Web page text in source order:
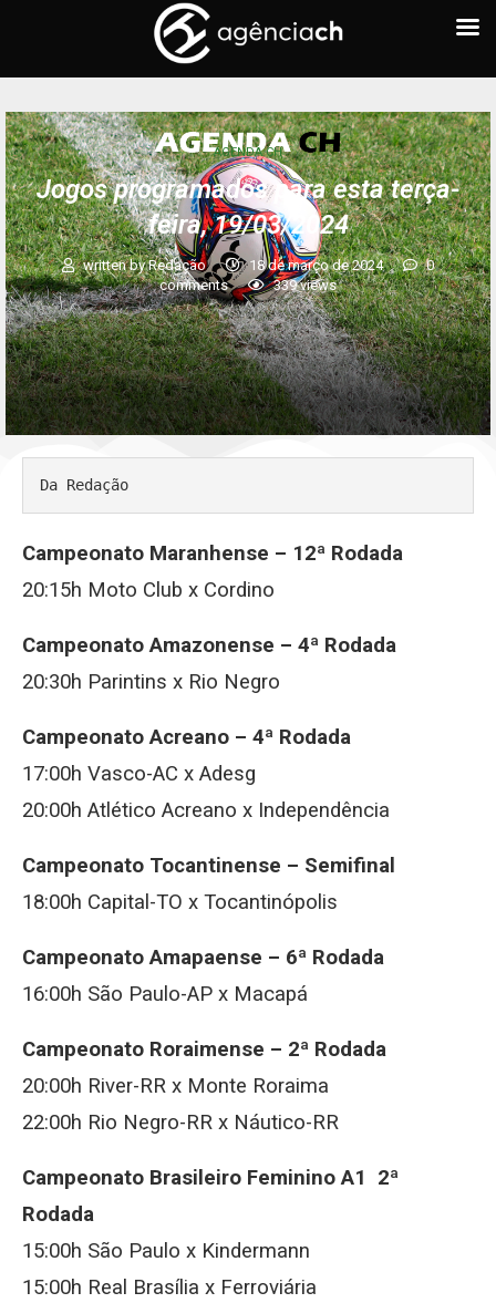
AGENDA CH
Jogos programados para esta terça-
feira, 19/03/2024
written byRedação 18 de março de 2024
0
comments
339views
Da Redação
Campeonato Maranhense – 12ª Rodada
20:15h Moto Club x Cordino
Campeonato Amazonense – 4ª Rodada
20:30h Parintins x Rio Negro
Campeonato Acreano – 4ª Rodada
17:00h Vasco-AC x Adesg
20:00h Atlético Acreano x Independência
Campeonato Tocantinense – Semifinal
18:00h Capital-TO x Tocantinópolis
Campeonato Amapaense – 6ª Rodada
16:00h São Paulo-AP x Macapá
Campeonato Roraimense – 2ª Rodada
20:00h River-RR x Monte Roraima
22:00h Rio Negro-RR x Náutico-RR
Campeonato Brasileiro Feminino A1 2ª
Rodada
15:00h São Paulo x Kindermann
15:00h Real Brasília x Ferroviária